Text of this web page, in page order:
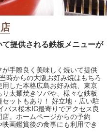
提供される鉄板メニューが
手際良く美味しく焼いて提供
時からの大阪お好み焼はもちろ
した本格広島お好み焼、東京
太麺焼きソバや、様々な鉄板
ットもあり！ 好立地・広い駐
ス桜木IC最寄りでアクセス良
。ホームページからの予約
画鑑賞後の食事にも利用でき